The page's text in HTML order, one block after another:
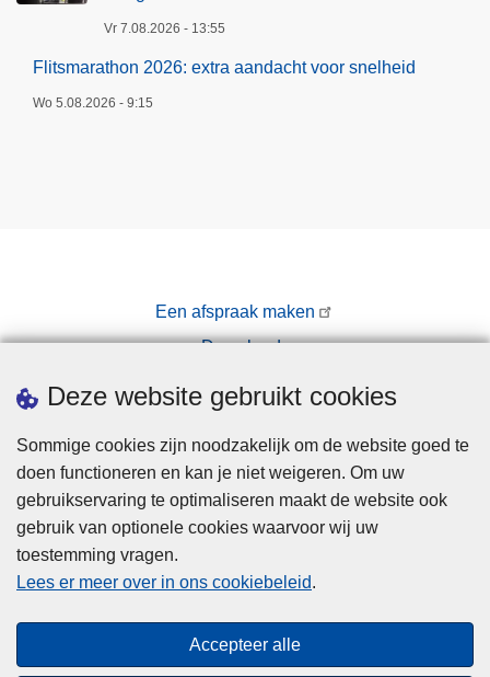
Deze website gebruikt cookies
Sommige cookies zijn noodzakelijk om de website goed te
doen functioneren en kan je niet weigeren. Om uw
gebruikservaring te optimaliseren maakt de website ook
gebruik van optionele cookies waarvoor wij uw
toestemming vragen.
Lees er meer over in ons cookiebeleid.
Accepteer alle
Vr 7.08.2026 - 13:55
Flitsmarathon 2026: extra aandacht voor snelheid
Wo 5.08.2026 - 9:15
Een afspraak maken
Downloads
Privacy
Cookies
Toegankelijkheid